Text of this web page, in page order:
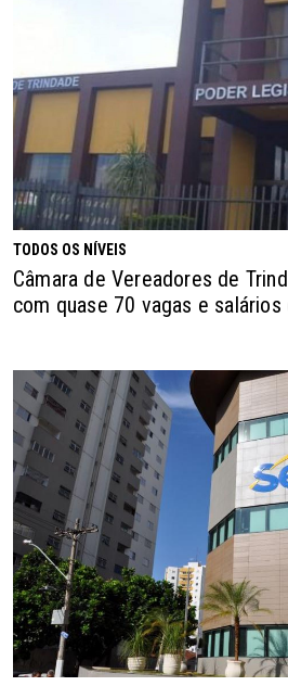
TODOS OS NÍVEIS
Câmara de Vereadores de
com quase 70 vagas e